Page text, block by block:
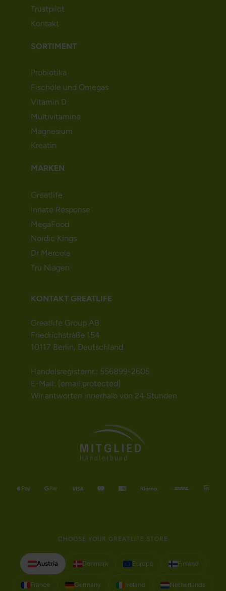
Trustpilot
Kontakt
SORTIMENT
Probiotika
Fischöle und Omegas
Vitamin D
Multivitamine
Magnesium
Kreatin
MARKEN
Greatlife
Innate Response
MegaFood
Nordic Kings
Dr Mercola
Tru Niagen
KONTAKT GREATLIFE
Greatlife Group AB
Friedrichstraße 154
10117 Berlin, Deutschland
Handelsregisternr.: 556899-2605
E-Mail: [email protected]
Wir antworten innerhalb von 24 Stunden
CHOOSE YOUR GREATLIFE STORE
Austria Denmark Europe Finland
France Germany Ireland Netherlands